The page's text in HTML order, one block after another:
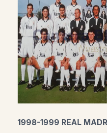
1998-1999 REAL